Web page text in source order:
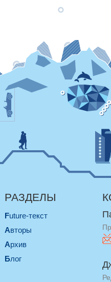
РАЗДЕЛЫ
Future-текст
Авторы
Архив
Блог